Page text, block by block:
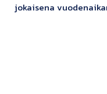
jokaisena